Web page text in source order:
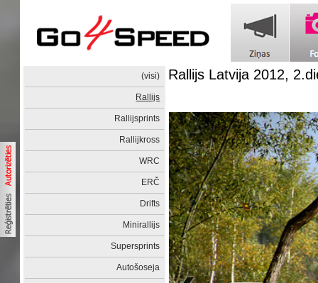
(visi)
Rallijs
Rallijsprints
Rallijkross
WRC
ERČ
Drifts
Minirallijs
Supersprints
Autošoseja
Rallijs Latvija 2012,